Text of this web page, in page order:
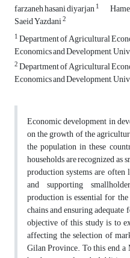
farzaneh hasani diyarjan1
Saeid Yazdani2
1Department of Agricultural
Economics and Development,
2Department of Agricultural
Economics and Development,
Economic development in
on the growth of the
the population in these
households are recognized
production systems are
and supporting
production is essential for
chains and ensuring
objective of this study is to
affecting the selection of
Gilan Province. To this end,